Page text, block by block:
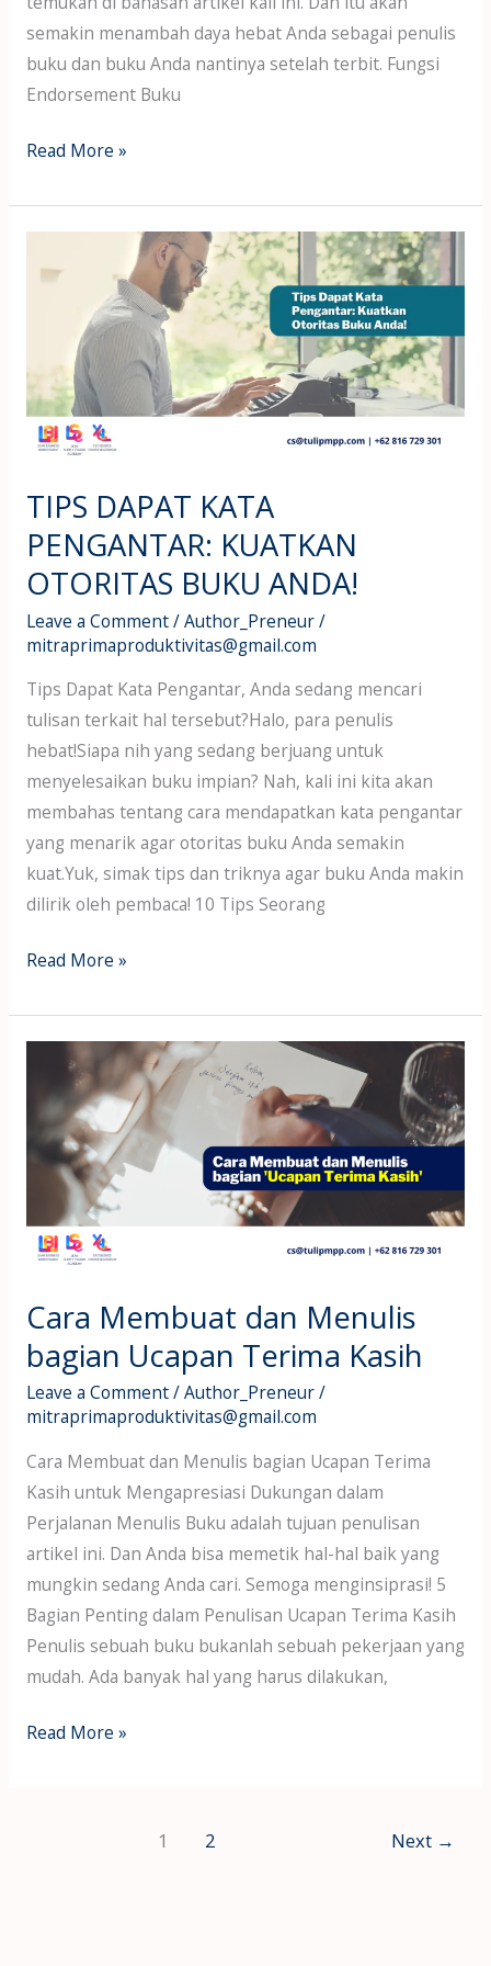
semakin menambah daya hebat Anda sebagai penulis
buku dan buku Anda nantinya setelah terbit. Fungsi
Endorsement Buku
Read More »
TIPS DAPAT KATA
PENGANTAR: KUATKAN
OTORITAS BUKU ANDA!
Leave a Comment/Author_Preneur/
mitraprimaproduktivitas@gmail.com
Tips Dapat Kata Pengantar, Anda sedang mencari
tulisan terkait hal tersebut?Halo, para penulis
hebat!Siapa nih yang sedang berjuang untuk
menyelesaikan buku impian? Nah, kali ini kita akan
membahas tentang cara mendapatkan kata pengantar
yang menarik agar otoritas buku Anda semakin
kuat.Yuk, simak tips dan triknya agar buku Anda makin
dilirik oleh pembaca! 10 Tips Seorang
DAPAT
PENGANTAR:
KUATKAN
OTORITAS
BUKU
ANDA!
Read More »
Cara Membuat dan Menulis
bagian Ucapan Terima Kasih
Leave a Comment/Author_Preneur/
mitraprimaproduktivitas@gmail.com
Cara Membuat dan Menulis bagian Ucapan Terima
Kasih untuk Mengapresiasi Dukungan dalam
Perjalanan Menulis Buku adalah tujuan penulisan
artikel ini. Dan Anda bisa memetik hal-hal baik yang
mungkin sedang Anda cari. Semoga menginsiprasi! 5
Bagian Penting dalam Penulisan Ucapan Terima Kasih
Penulis sebuah buku bukanlah sebuah pekerjaan yang
mudah. Ada banyak hal yang harus dilakukan,
Membuat
dan
Menulis
bagian
Ucapan
Terima
Kasih
Read More »
1 2 Next →